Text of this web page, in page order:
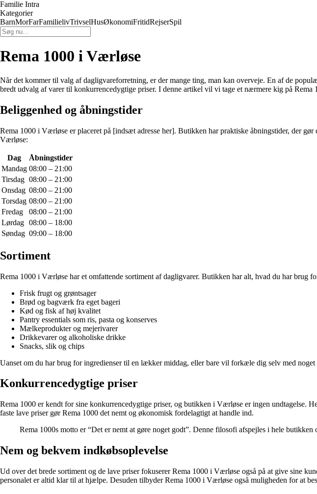
Familie Intra
Kategorier
BarnMorFarFamilielivTrivselHusØkonomiFritidRejserSpil
Rema 1000 i Værløse
Når det kommer til valg af dagligvareforretning, er der mange ting, man kan overveje. En af de
bredt udvalg af varer til konkurrencedygtige priser. I denne artikel vil vi tage et nærmere kig på
Beliggenhed og åbningstider
Rema 1000 i Værløse er placeret på [indsæt adresse her]. Butikken har praktiske åbningstider, der
Værløse:
Dag
Åbningstider
Mandag 08:00 – 21:00
Tirsdag 08:00 – 21:00
Onsdag 08:00 – 21:00
Torsdag 08:00 – 21:00
Fredag
08:00 – 21:00
Lørdag 08:00 – 18:00
Søndag 09:00 – 18:00
Sortiment
Rema 1000 i Værløse har et omfattende sortiment af dagligvarer. Butikken har alt, hvad du har brug
Frisk frugt og grøntsager
Brød og bagværk fra eget bageri
Kød og fisk af høj kvalitet
Pantry essentials som ris, pasta og konserves
Mælkeprodukter og mejerivarer
Drikkevarer og alkoholiske drikke
Snacks, slik og chips
Uanset om du har brug for ingredienser til en lækker middag, eller bare vil forkæle dig selv med
Konkurrencedygtige priser
Rema 1000 er kendt for sine konkurrencedygtige priser, og butikken i Værløse er ingen undtagelse.
faste lave priser gør Rema 1000 det nemt og økonomisk fordelagtigt at handle ind.
Rema 1000s motto er “Det er nemt at gøre noget godt”. Denne filosofi afspejles i hele
Nem og bekvem indkøbsoplevelse
Ud over det brede sortiment og de lave priser fokuserer Rema 1000 i Værløse også på at give sine
personalet er altid klar til at hjælpe. Desuden tilbyder Rema 1000 i Værløse også muligheden for at